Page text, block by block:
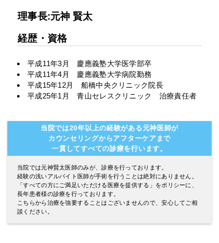
理事長:元神 賢太
経歴・資格
平成11年3月 慶應義塾大学医学部卒
平成11年4月 慶應義塾大学病院勤務
平成15年12月 船橋中央クリニック院長
平成25年1月 青山セレスクリニック 治療責任者
当院では20年以上の経験がある元神医師が
カウンセリングからアフターケアまで
一貫してすべての診療を行います。
当院では元神賢太医師のみが、診療を行っております。
経験の浅いアルバイト医師が手術を行うことは絶対にありません。
「すべての方にご満足いただける医療を提供する」をポリシーに、
長年患者様の診療を行っております。
こちらから治療を強要することはございませんので、安心してご相
談ください。